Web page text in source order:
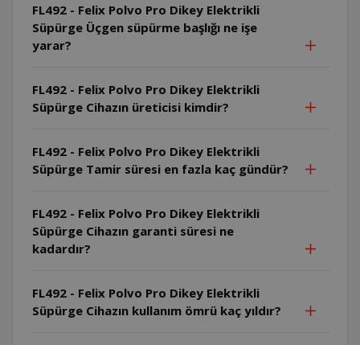
FL492 - Felix Polvo Pro Dikey Elektrikli
Süpürge Üçgen süpürme başlığı ne işe
yarar?
FL492 - Felix Polvo Pro Dikey Elektrikli
Süpürge Cihazın üreticisi kimdir?
FL492 - Felix Polvo Pro Dikey Elektrikli
Süpürge Tamir süresi en fazla kaç gündür?
FL492 - Felix Polvo Pro Dikey Elektrikli
Süpürge Cihazın garanti süresi ne
kadardır?
FL492 - Felix Polvo Pro Dikey Elektrikli
Süpürge Cihazın kullanım ömrü kaç yıldır?